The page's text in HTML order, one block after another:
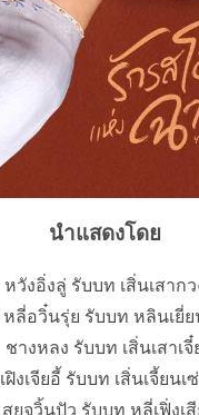
นำแสดงโดย
หวังอิ่งลู่ รับบท เสิ่นเสากว
หลี่อวิ๋นรุ่ย รับบท หลินเยี่ย
ชางหลง รับบท เสิ่นเสาเจี๋
เฝิงเจียอี้ รับบท เสิ่นเจี้ยนเ
สุยจวิ้นปัว รับบท หลี่เฟิ่งเสี